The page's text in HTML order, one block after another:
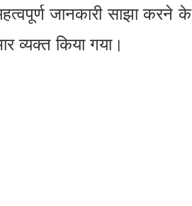
जानकारी साझा करने के
व्यक्त किया गया।